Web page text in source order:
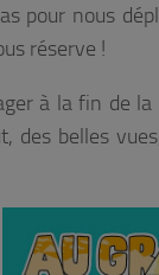
pour nous
réserve !
à la fin de
belles